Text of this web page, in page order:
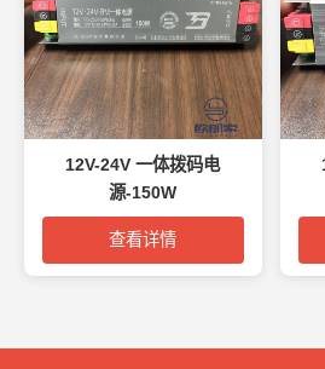
12V-24V 一体拨码电
源-150W
查看详情